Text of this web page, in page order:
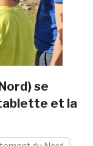
se
et la